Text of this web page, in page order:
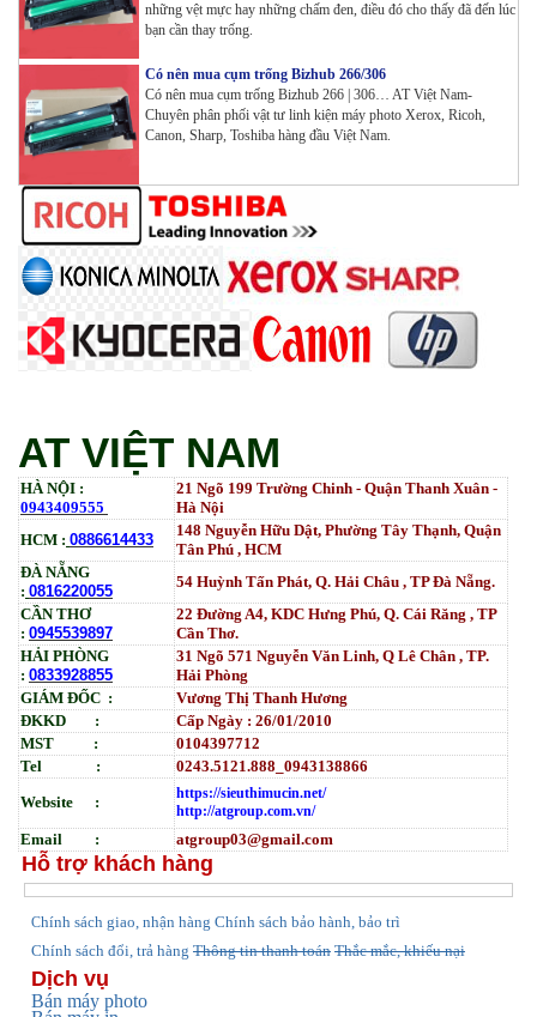
Máy in Đa chức năng G&G GM3310DW in , scan ,
Copy , Wifi , Lan
Tham Khảo
Mực ống Ricoh MP 3554 _MP 2554 | 2555 | 3054 |
6055 | IM 2500 | IM 3000 | IM 3500 | IM 4000 | IM
5000 | IM 6000_ MP3554_700G_BIASDO
Tham Khảo
Mực in HP LaserJet Enterprise M610dn | M611dn |
M611x | M612dn | M612x | MFP M634 | MFP M635 |
MFP M636_W1470A (10.5K)_ Có chip_HALLOYA
Tham Khảo
những vệt mực hay những chấm đen, điều đó cho thấy đã đến lúc
bạn cần thay trống.
Có nên mua cụm trống Bizhub 266/306
Có nên mua cụm trống Bizhub 266 | 306… AT Việt Nam-
Chuyên phân phối vật tư linh kiện máy photo Xerox, Ricoh,
Canon, Sharp, Toshiba hàng đầu Việt Nam.
AT VIỆT NAM
HÀ NỘI :
0943409555
21 Ngõ 199 Trường Chinh - Quận Thanh Xuân -
Hà Nội
HCM : 0886614433
148 Nguyễn Hữu Dật, Phường Tây Thạnh, Quận
Tân Phú , HCM
ĐÀ NẴNG
: 0816220055
54 Huỳnh Tấn Phát, Q. Hải Châu , TP Đà Nẵng.
CẦN THƠ
: 0945539897
22 Đường A4, KDC Hưng Phú, Q. Cái Răng , TP
Cần Thơ.
HẢI PHÒNG
: 0833928855
31 Ngõ 571 Nguyễn Văn Linh, Q Lê Chân , TP.
Hải Phòng
GIÁM ĐỐC :
Vương Thị Thanh Hương
ĐKKD :
Cấp Ngày : 26/01/2010
MST :
0104397712
Tel :
0243.5121.888_0943138866
Website :
https://sieuthimucin.net/
http://atgroup.com.vn/
Email : atgroup03@gmail.com
Hỗ trợ khách hàng
Chính sách giao, nhận hàng Chính sách bảo hành, bảo trì
Chính sách đổi, trả hàng Thông tin thanh toán Thắc mắc, khiếu nại
Dịch vụ
Bán máy photo